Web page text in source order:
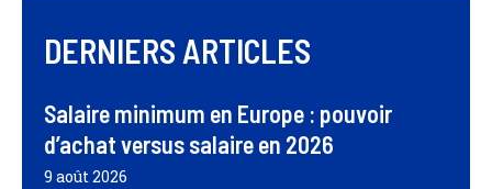
DERNIERS ARTICLES
Salaire minimum en Europe : pouvoir
d’achat versus salaire en 2026
9 août 2026